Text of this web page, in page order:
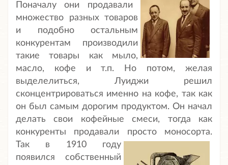
Поначалу они продавали
множество разных товаров
и подобно остальным
конкурентам производили
такие товары как мыло,
масло, кофе и т.п. Но потом, желая
выделелиться, Луиджи решил
сконцентрироваться именно на кофе, так как
он был самым дорогим продуктом. Он начал
делать свои кофейные смеси, тогда как
конкуренты продавали просто моносорта.
Так в 1910 году
появился собственный